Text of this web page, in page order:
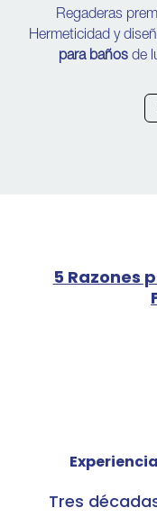
Regaderas
Hermeticidad y
para baños de
5 Razones
Tres